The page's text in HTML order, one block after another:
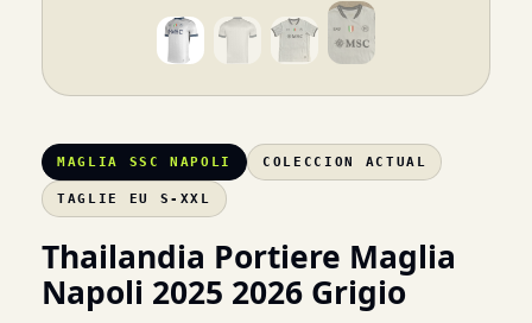
MAGLIA SSC NAPOLI COLECCION ACTUAL
TAGLIE EU S-XXL
Thailandia Portiere Maglia
Napoli 2025 2026 Grigio